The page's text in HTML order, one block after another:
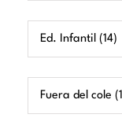
Ed. Infantil (14)
Fuera del cole